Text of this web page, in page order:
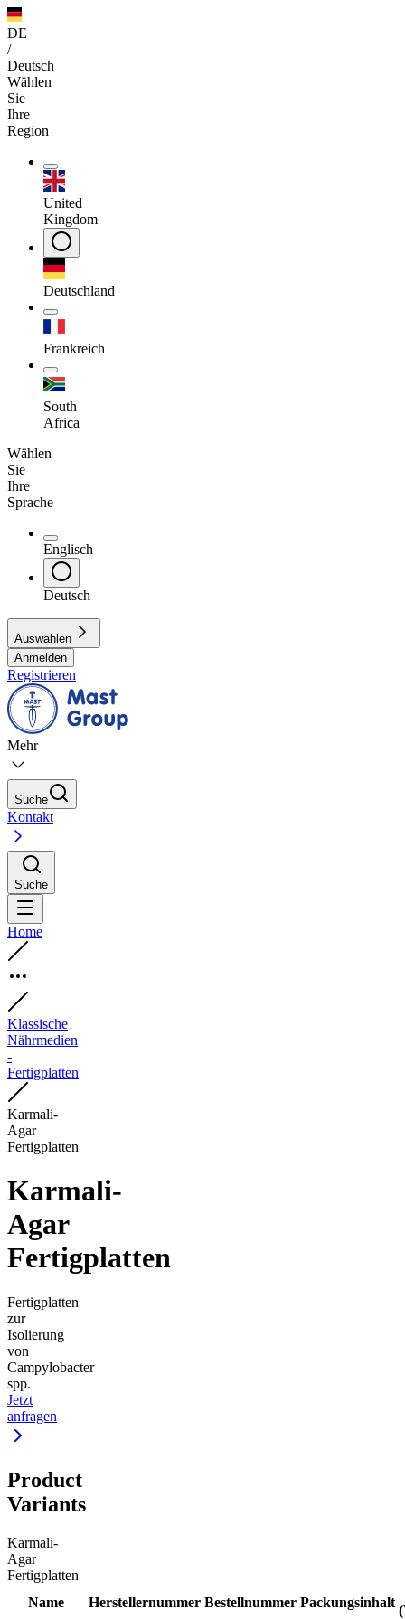
DE
/
Deutsch
Wählen
Sie
Ihre
Region
United
Kingdom
Deutschland
Frankreich
South
Africa
Wählen
Sie
Ihre
Sprache
Englisch
Deutsch
Auswählen
Anmelden
Registrieren
Mehr
Suche
Kontakt
Suche
Home
Klassische
Nährmedien
-
Fertigplatten
Karmali-
Agar
Fertigplatten
Karmali-
Agar
Fertigplatten
Fertigplatten
zur
Isolierung
von
Campylobacter
spp.
Jetzt
anfragen
Product
Variants
Karmali-
Agar
Fertigplatten
Name
Herstellernummer Bestellnummer Packungsinhalt